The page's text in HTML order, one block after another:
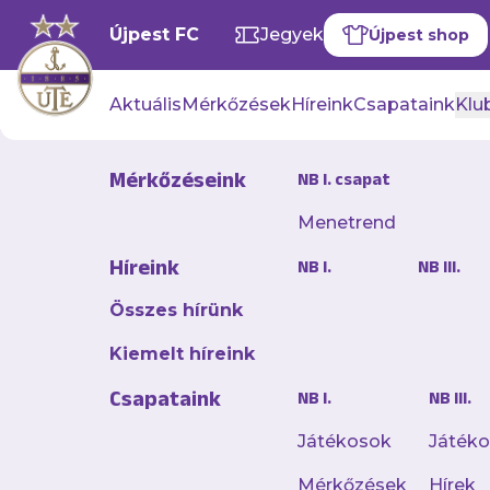
Újpest FC Jegyek Újpest shop
AktuálisMérkőzésekHíreinkCsapataink
Mérkőzéseink NB I. csapat
Menetrend
Híreink
Összes hírünk
Kiemelt híreink
NB I. NB III.
Csapataink NB I.
Játékosok
Mérkőzések
NB III.
Hírek
Újabb
hazai
közelmúltban